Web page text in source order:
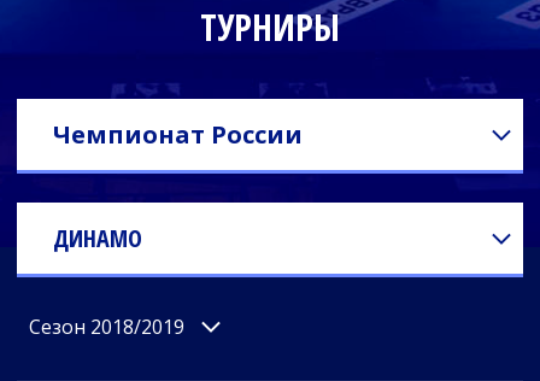
ТУРНИРЫ
Чемпионат России
ДИНАМО
Сезон 2018/2019